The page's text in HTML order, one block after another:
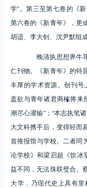
学”。第三至第七卷的《
第六卷的《新青年》，更
胡适、李大钊、沈尹默组
晚清执思想界牛耳
仁刊物。《新青年》的特
丰厚的学术资源。创刊号
盖欲与青年诸君商榷将来
潮尽心灌输”；“本志执笔
大文科携手后，变得轻而
首推报馆与学校。二者同
论学校》和梁启超《饮冰
益不同，无法珠联璧合。
大学，乃现代史上具有